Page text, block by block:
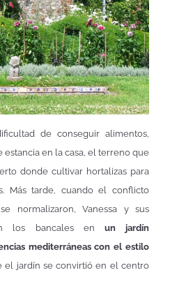
de conseguir alimentos,
en la casa, el terreno que
donde cultivar hortalizas para
Más tarde, cuando el conflicto
normalizaron, Vanessa y sus
los bancales en un jardín
mediterráneas con el estilo
el jardín se convirtió en el centro